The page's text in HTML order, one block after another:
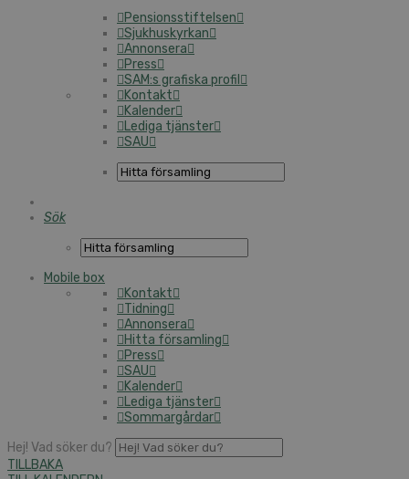
Pensionsstiftelsen
Sjukhuskyrkan
Annonsera
Press
SAM:s grafiska profil
Kontakt
Kalender
Lediga tjänster
SAU
Sök
Mobile box
Kontakt
Tidning
Annonsera
Hitta församling
Press
SAU
Kalender
Lediga tjänster
Sommargårdar
Hej! Vad söker du?
TILLBAKA